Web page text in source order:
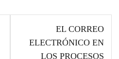
EL CORREO
ELECTRÓNICO EN
LOS PROCESOS